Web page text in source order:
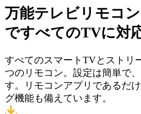
万能テレビリモコ
ですべてのTVに対
すべてのスマートTVとストリ
つのリモコン。設定は簡単で
す。リモコンアプリであるだ
グ機能も備えています。